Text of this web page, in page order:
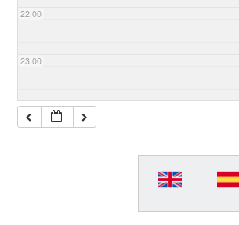
22:00
23:00